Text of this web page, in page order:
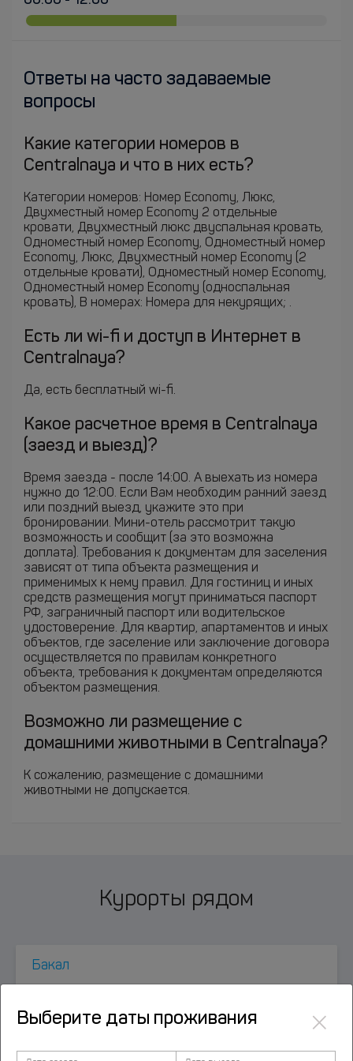
Ответы на часто задаваемые
вопросы
Какие категории номеров в
Centralnaya и что в них есть?
Категории номеров: Номер Economy, Люкс,
Двухместный номер Economy 2 отдельные
кровати, Двухместный люкс двуспальная кровать,
Одноместный номер Economy, Одноместный номер
Economy, Люкс, Двухместный номер Economy (2
отдельные кровати), Одноместный номер Economy,
Одноместный номер Economy (односпальная
кровать), В номерах: Номера для некурящих; .
Есть ли wi-fi и доступ в Интернет в
Centralnaya?
Да, есть бесплатный wi-fi.
Какое расчетное время в Centralnaya
(заезд и выезд)?
Время заезда - после 14:00. А выехать из номера
нужно до 12:00. Если Вам необходим ранний заезд
или поздний выезд, укажите это при
бронировании. Мини-отель рассмотрит такую
возможность и сообщит (за это возможна
доплата). Требования к документам для заселения
зависят от типа объекта размещения и
применимых к нему правил. Для гостиниц и иных
средств размещения могут приниматься паспорт
РФ, заграничный паспорт или водительское
удостоверение. Для квартир, апартаментов и иных
объектов, где заселение или заключение договора
осуществляется по правилам конкретного
объекта, требования к документам определяются
объектом размещения.
Возможно ли размещение с
домашними животными в Centralnaya?
К сожалению, размещение с домашними
животными не допускается.
Курорты рядом
Бакал
Верхние Киги
Выберите даты проживания ×